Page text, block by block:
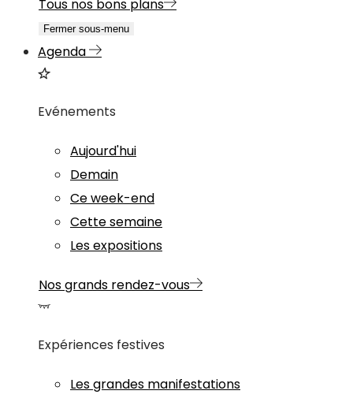
Tous nos bons plans
Fermer sous-menu
Agenda
Evénements
Aujourd'hui
Demain
Ce week-end
Cette semaine
Les expositions
Nos grands rendez-vous
Expériences festives
Les grandes manifestations